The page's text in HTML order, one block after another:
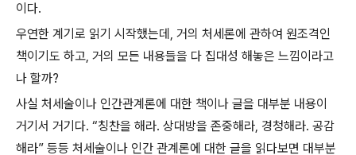
이다.
우연한 계기로 읽기 시작했는데, 거의 처세론에 관하여 원조격인
책이기도 하고, 거의 모든 내용들을 다 집대성 해놓은 느낌이라고
나 할까?
사실 처세술이나 인간관계론에 대한 책이나 글을 대부분 내용이
거기서 거기다. “칭찬을 해라. 상대방을 존중해라, 경청해라. 공감
해라” 등등 처세술이나 인간 관계론에 대한 글을 읽다보면 대부분